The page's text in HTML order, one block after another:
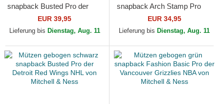
snapback Busted Pro der
Chicago Bulls NBA von
Mitchell & Ness
EUR 39,95
Lieferung bis Dienstag, Aug. 11
snapback Arch Stamp Pro
der Chicago Blackhawks
NHL von Mitchell & Ness
EUR 34,95
Lieferung bis Dienstag, Aug. 11